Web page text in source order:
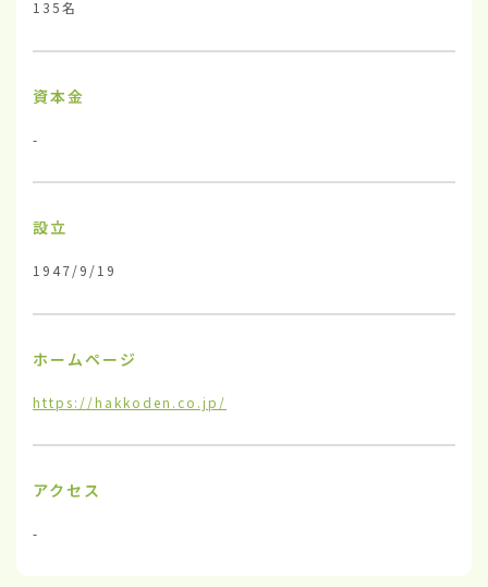
135名
資本金
-
設立
1947/9/19
ホームページ
https://hakkoden.co.jp/
アクセス
-